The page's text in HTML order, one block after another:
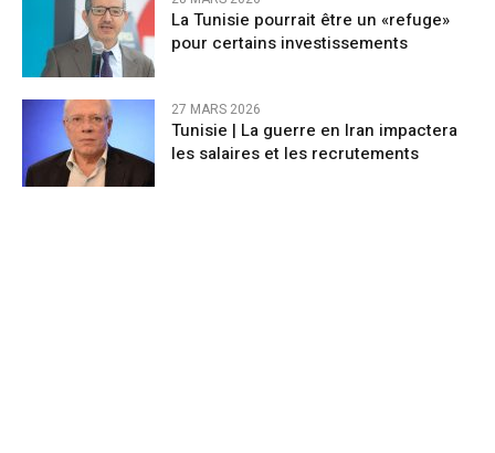
La Tunisie pourrait être un «refuge»
pour certains investissements
27 MARS 2026
Tunisie | La guerre en Iran impactera
les salaires et les recrutements